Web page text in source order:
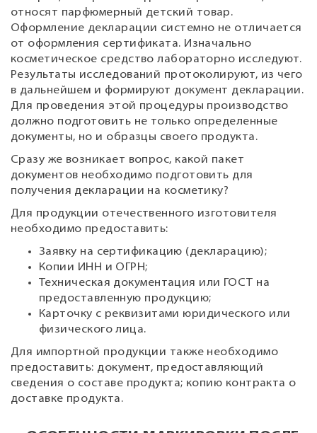
относят парфюмерный детский товар.
Оформление декларации системно не отличается
от оформления сертификата. Изначально
косметическое средство лабораторно исследуют.
Результаты исследований протоколируют, из чего
в дальнейшем и формируют документ декларации.
Для проведения этой процедуры производство
должно подготовить не только определенные
документы, но и образцы своего продукта.
Сразу же возникает вопрос, какой пакет
документов необходимо подготовить для
получения декларации на косметику?
Для продукции отечественного изготовителя
необходимо предоставить:
Заявку на сертификацию (декларацию);
Копии ИНН и ОГРН;
Техническая документация или ГОСТ на
предоставленную продукцию;
Карточку с реквизитами юридического или
физического лица.
Для импортной продукции также необходимо
предоставить: документ, предоставляющий
сведения о составе продукта; копию контракта о
доставке продукта.